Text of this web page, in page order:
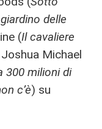
delle
(Il cavaliere
Michael
300 milioni di
c’è) su